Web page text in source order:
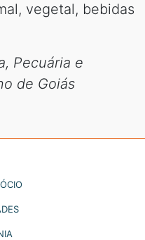
vegetal, bebidas
Pecuária e
de Goiás